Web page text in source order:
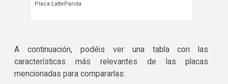
Placa LattePanda
A continuación, podéis ver una tabla con las
características más relevantes de las placas
mencionadas para compararlas: